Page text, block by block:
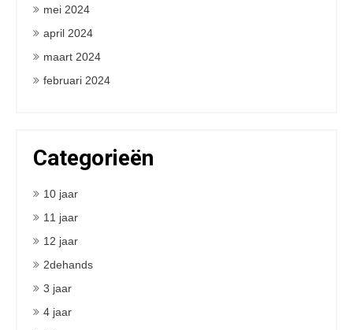
mei 2024
april 2024
maart 2024
februari 2024
Categorieën
10 jaar
11 jaar
12 jaar
2dehands
3 jaar
4 jaar